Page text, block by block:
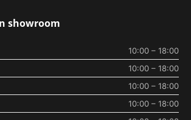
showroom
10:00 – 18:00
10:00 – 18:00
10:00 – 18:00
10:00 – 18:00